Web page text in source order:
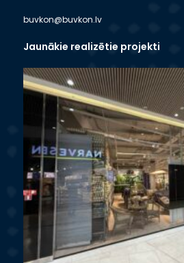
buvkon@buvkon.lv
Jaunākie realizētie projekti